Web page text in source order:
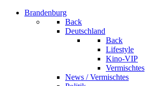
Brandenburg
Back
Deutschland
Back
Lifestyle
Kino-VIP
Vermischtes
News / Vermischtes